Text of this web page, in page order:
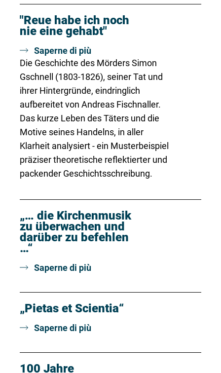
"Reue habe ich noch
nie eine gehabt"
Saperne di più
Die Geschichte des Mörders Simon
Gschnell (1803-1826), seiner Tat und
ihrer Hintergründe, eindringlich
aufbereitet von Andreas Fischnaller.
Das kurze Leben des Täters und die
Motive seines Handelns, in aller
Klarheit analysiert - ein Musterbeispiel
präziser theoretische reflektierter und
packender Geschichtsschreibung.
„… die Kirchenmusik
zu überwachen und
darüber zu befehlen
…“
Saperne di più
„Pietas et Scientia“
Saperne di più
100 Jahre